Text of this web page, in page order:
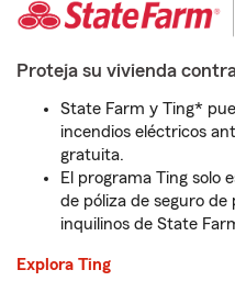
Proteja su vivienda
State Farm y Ting*
incendios eléctricos
gratuita.
El programa Ting solo
de póliza de seguro
inquilinos de State
Explora Ting